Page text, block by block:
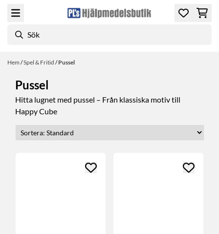
Hoppa till innehåll
Hem /Spel & Fritid /Pussel
Pussel
Hitta lugnet med pussel – Från klassiska motiv till
Happy Cube